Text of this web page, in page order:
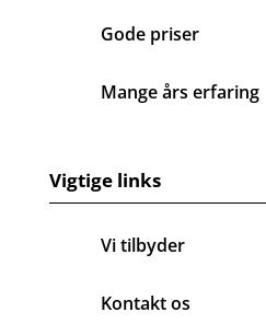
Gode priser
Mange års erfaring
Vigtige links
Vi tilbyder
Kontakt os